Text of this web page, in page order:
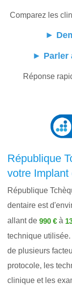
Comparez les
►
► Parler
Réponse
République
votre Implant
République
dentaire est
allant de 990 € à
technique
de plusieurs
protocole, les
clinique et les